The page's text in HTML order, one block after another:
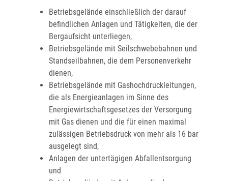
Betriebsgelände einschließlich der darauf
befindlichen Anlagen und Tätigkeiten, die der
Bergaufsicht unterliegen,
Betriebsgelände mit Seilschwebebahnen und
Standseilbahnen, die dem Personenverkehr
dienen,
Betriebsgelände mit Gashochdruckleitungen,
die als Energieanlagen im Sinne des
Energiewirtschaftsgesetzes der Versorgung
mit Gas dienen und die für einen maximal
zulässigen Betriebsdruck von mehr als 16 bar
ausgelegt sind,
Anlagen der untertägigen Abfallentsorgung
und